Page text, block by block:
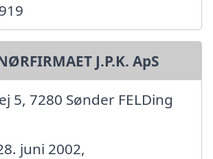
J.P.K. ApS
5, 7280 Sønder FELDing
juni 2002,